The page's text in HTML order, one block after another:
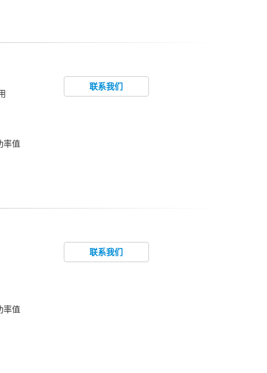
率值
联系我们
率值
联系我们